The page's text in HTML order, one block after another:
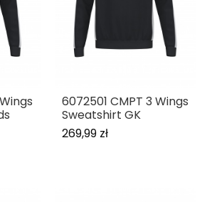
6072501 CMPT 3 Wings
Sweatshirt GK
269,99 zł